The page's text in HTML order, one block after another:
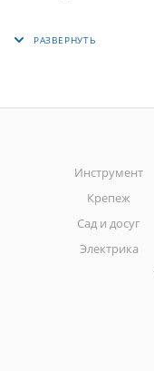
Инструмент
Крепеж
Сад и досуг
Электрика